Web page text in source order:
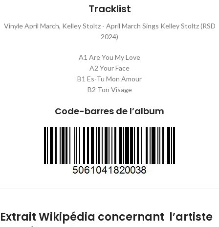
Tracklist
Vinyle April March, Kelley Stoltz - April March Sings Kelley Stoltz (RSD
2024)
A1 Are You My Love
A2 Your Face
B1 Es-Tu Mon Amour
B2 Ton Visage
Code-barres de l’album
Extrait Wikipédia concernant l’artiste